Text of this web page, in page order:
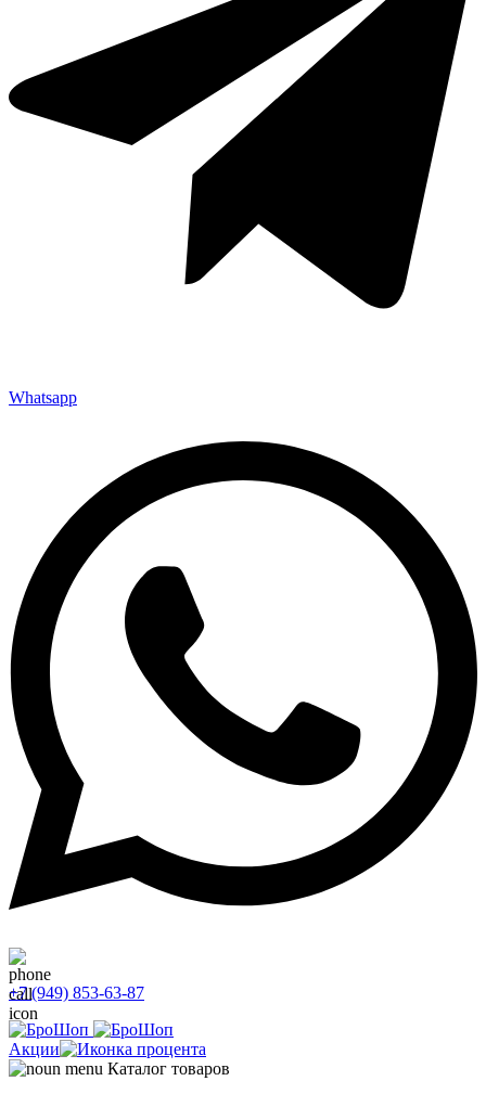
Whatsapp
+7 (949) 853-63-87
Акции
Каталог товаров